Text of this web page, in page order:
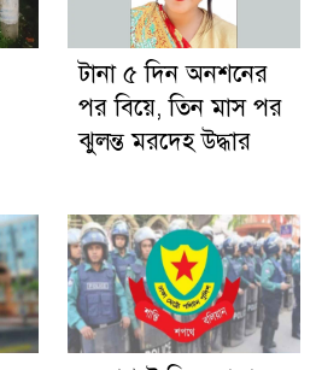
টানা ৫ দিন অনশনের
পর বিয়ে, তিন মাস পর
ঝুলন্ত মরদেহ উদ্ধার